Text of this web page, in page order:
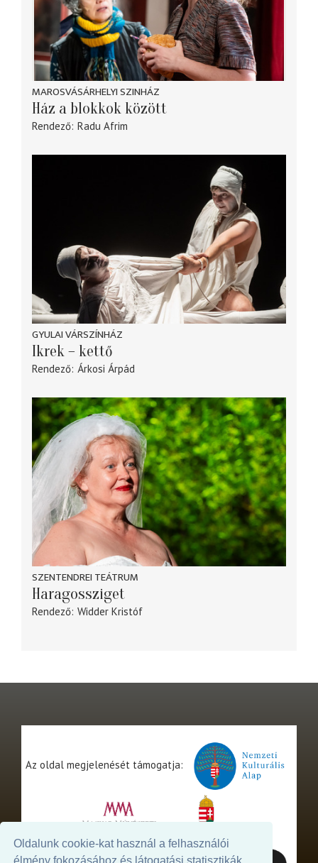
Oldalunk cookie-kat használ a felhasználói
MAROSVÁSÁRHELYI SZINHÁZ
Ház a blokkok között
Rendező Radu Afrim
GYULAI VÁRSZÍNHÁZ
Ikrek – kettő
Rendező Árkosi Árpád
SZENTENDREI TEÁTRUM
Haragossziget
Rendező Widder Kristóf
Az oldal megjelenését támogatja: